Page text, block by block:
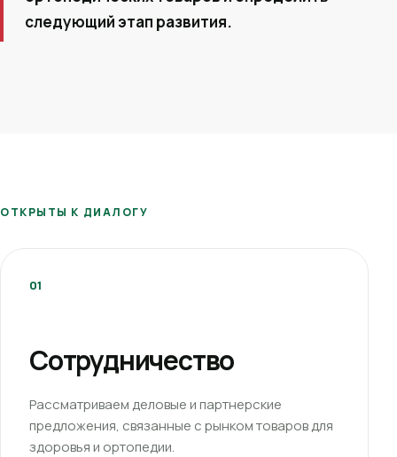
следующий этап развития.
ОТКРЫТЫ К ДИАЛОГУ
01
Сотрудничество
Рассматриваем деловые и партнерские
предложения, связанные с рынком товаров для
здоровья и ортопедии.